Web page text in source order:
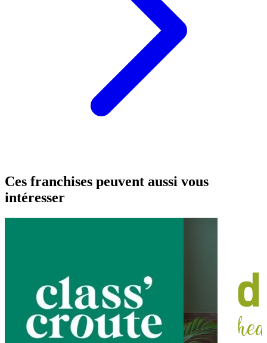
Ces franchises peuvent aussi vous
intéresser